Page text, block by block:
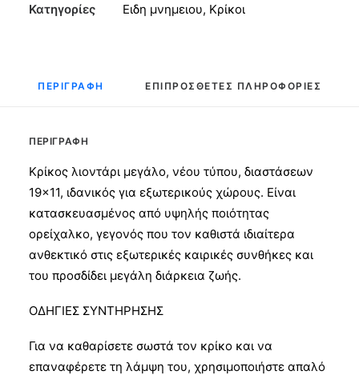
ποσότητα
Κατηγορίες
Ειδη μνημειου, Κρίκοι
ΠΕΡΙΓΡΑΦΉ ΕΠΙΠΡΌΣΘΕΤΕΣ ΠΛΗΡΟΦΟΡΊΕΣ
ΠΕΡΙΓΡΑΦΉ
Κρίκος λιοντάρι μεγάλο, νέου τύπου, διαστάσεων
19×11, ιδανικός για εξωτερικούς χώρους. Είναι
κατασκευασμένος από υψηλής ποιότητας
ορείχαλκο, γεγονός που τον καθιστά ιδιαίτερα
ανθεκτικό στις εξωτερικές καιρικές συνθήκες και
του προσδίδει μεγάλη διάρκεια ζωής.
ΟΔΗΓΙΕΣ ΣΥΝΤΗΡΗΣΗΣ
Για να καθαρίσετε σωστά τον κρίκο και να
επαναφέρετε τη λάμψη του, χρησιμοποιήστε απαλό